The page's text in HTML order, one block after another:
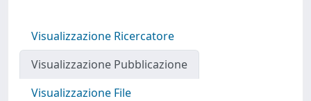
Visualizzazione Ricercatore
Visualizzazione Pubblicazione
Visualizzazione File